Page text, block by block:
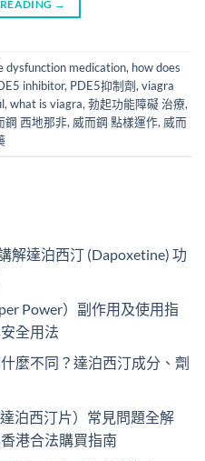
→
dysfunction medication, how does
inhibitor, PDE5抑制劑, viagra
, what is viagra, 勃起功能障礙 治療,
鋼 西地那非, 威而鋼 點樣運作, 威而
解達泊西汀 (Dapoxetine) 功
Power）副作用及使用指
全用法
麼不同？達泊西汀成分、劑
泊西汀片）常見問題全解
港合法購買指南